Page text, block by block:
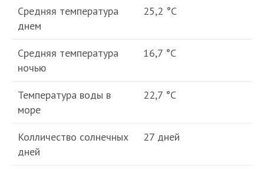
Средняя температура
днем
25,2 °С
Средняя температура
ночью
16,7 °С
Температура воды в
море
22,7 °С
Колличество солнечных
дней
27 дней